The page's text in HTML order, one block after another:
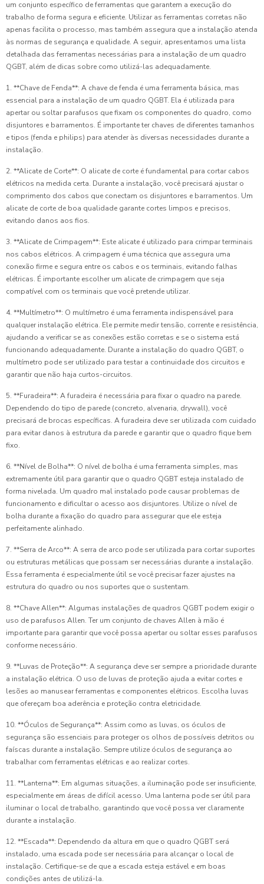
um conjunto específico de ferramentas que garantem a execução do
trabalho de forma segura e eficiente. Utilizar as ferramentas corretas não
apenas facilita o processo, mas também assegura que a instalação atenda
às normas de segurança e qualidade. A seguir, apresentamos uma lista
detalhada das ferramentas necessárias para a instalação de um quadro
QGBT, além de dicas sobre como utilizá-las adequadamente.
1. **Chave de Fenda**: A chave de fenda é uma ferramenta básica, mas
essencial para a instalação de um quadro QGBT. Ela é utilizada para
apertar ou soltar parafusos que fixam os componentes do quadro, como
disjuntores e barramentos. É importante ter chaves de diferentes tamanhos
e tipos (fenda e philips) para atender às diversas necessidades durante a
instalação.
2. **Alicate de Corte**: O alicate de corte é fundamental para cortar cabos
elétricos na medida certa. Durante a instalação, você precisará ajustar o
comprimento dos cabos que conectam os disjuntores e barramentos. Um
alicate de corte de boa qualidade garante cortes limpos e precisos,
evitando danos aos fios.
3. **Alicate de Crimpagem**: Este alicate é utilizado para crimpar terminais
nos cabos elétricos. A crimpagem é uma técnica que assegura uma
conexão firme e segura entre os cabos e os terminais, evitando falhas
elétricas. É importante escolher um alicate de crimpagem que seja
compatível com os terminais que você pretende utilizar.
4. **Multímetro**: O multímetro é uma ferramenta indispensável para
qualquer instalação elétrica. Ele permite medir tensão, corrente e resistência,
ajudando a verificar se as conexões estão corretas e se o sistema está
funcionando adequadamente. Durante a instalação do quadro QGBT, o
multímetro pode ser utilizado para testar a continuidade dos circuitos e
garantir que não haja curtos-circuitos.
5. **Furadeira**: A furadeira é necessária para fixar o quadro na parede.
Dependendo do tipo de parede (concreto, alvenaria, drywall), você
precisará de brocas específicas. A furadeira deve ser utilizada com cuidado
para evitar danos à estrutura da parede e garantir que o quadro fique bem
fixo.
6. **Nível de Bolha**: O nível de bolha é uma ferramenta simples, mas
extremamente útil para garantir que o quadro QGBT esteja instalado de
forma nivelada. Um quadro mal instalado pode causar problemas de
funcionamento e dificultar o acesso aos disjuntores. Utilize o nível de
bolha durante a fixação do quadro para assegurar que ele esteja
perfeitamente alinhado.
7. **Serra de Arco**: A serra de arco pode ser utilizada para cortar suportes
ou estruturas metálicas que possam ser necessárias durante a instalação.
Essa ferramenta é especialmente útil se você precisar fazer ajustes na
estrutura do quadro ou nos suportes que o sustentam.
8. **Chave Allen**: Algumas instalações de quadros QGBT podem exigir o
uso de parafusos Allen. Ter um conjunto de chaves Allen à mão é
importante para garantir que você possa apertar ou soltar esses parafusos
conforme necessário.
9. **Luvas de Proteção**: A segurança deve ser sempre a prioridade durante
a instalação elétrica. O uso de luvas de proteção ajuda a evitar cortes e
lesões ao manusear ferramentas e componentes elétricos. Escolha luvas
que ofereçam boa aderência e proteção contra eletricidade.
10. **Óculos de Segurança**: Assim como as luvas, os óculos de
segurança são essenciais para proteger os olhos de possíveis detritos ou
faíscas durante a instalação. Sempre utilize óculos de segurança ao
trabalhar com ferramentas elétricas e ao realizar cortes.
11. **Lanterna**: Em algumas situações, a iluminação pode ser insuficiente,
especialmente em áreas de difícil acesso. Uma lanterna pode ser útil para
iluminar o local de trabalho, garantindo que você possa ver claramente
durante a instalação.
12. **Escada**: Dependendo da altura em que o quadro QGBT será
instalado, uma escada pode ser necessária para alcançar o local de
instalação. Certifique-se de que a escada esteja estável e em boas
condições antes de utilizá-la.